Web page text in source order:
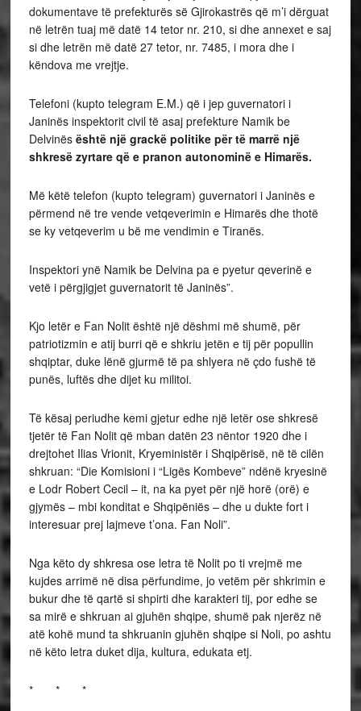
dokumentave të prefekturës së Gjirokastrës që m’i dërguat
në letrën tuaj më datë 14 tetor nr. 210, si dhe annexet e saj
si dhe letrën më datë 27 tetor, nr. 7485, i mora dhe i
këndova me vrejtje.
Telefoni (kupto telegram E.M.) që i jep guvernatori i
Janinës inspektorit civil të asaj prefekture Namik be
Delvinës është një grackë politike për të marrë një
shkresë zyrtare që e pranon autonominë e Himarës.
Më këtë telefon (kupto telegram) guvernatori i Janinës e
përmend në tre vende vetqeverimin e Himarës dhe thotë
se ky vetqeverim u bë me vendimin e Tiranës.
Inspektori ynë Namik be Delvina pa e pyetur qeverinë e
vetë i përgjigjet guvernatorit të Janinës”.
Kjo letër e Fan Nolit është një dëshmi më shumë, për
patriotizmin e atij burri që e shkriu jetën e tij për popullin
shqiptar, duke lënë gjurmë të pa shlyera në çdo fushë të
punës, luftës dhe dijet ku militoi.
Të kësaj periudhe kemi gjetur edhe një letër ose shkresë
tjetër të Fan Nolit që mban datën 23 nëntor 1920 dhe i
drejtohet Ilias Vrionit, Kryeministër i Shqipërisë, në të cilën
shkruan: “Die Komisioni i “Ligës Kombeve” ndënë kryesinë
e Lodr Robert Cecil – it, na ka pyet për një horë (orë) e
gjymës – mbi konditat e Shqipëniës – dhe u dukte fort i
interesuar prej lajmeve t’ona. Fan Noli”.
Nga këto dy shkresa ose letra të Nolit po ti vrejmë me
kujdes arrimë në disa përfundime, jo vetëm për shkrimin e
bukur dhe të qartë si shpirti dhe karakteri tij, por edhe se
sa mirë e shkruan ai gjuhën shqipe, shumë pak njerëz në
atë kohë mund ta shkruanin gjuhën shqipe si Noli, po ashtu
në këto letra duket dija, kultura, edukata etj.
* * *